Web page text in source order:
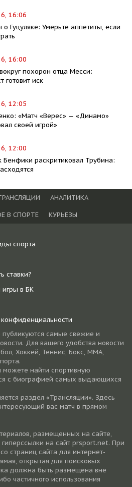
16:06
о Гуцуляке: Умерьте аппетиты, если
16:00
похорон отца Месси:
готовит иск
12:05
«Матч «Верес» — «Динамо»
своей игрой»
12:00
Бенфики раскритиковал Трубина:
АНАЛИТИКА
В СПОРТЕ КУРЬЕЗЫ
спорта
ставки?
игры в БК
самые свежие и
Для вашего удобства новости
Хоккей, Теннис, Бокс, ММА,
найти спортивную
с биографией самых выдающихся
раздел «Трансляции». Здесь
вас матч в прямом
размещенных на сайте,
на cайт prsport.net. При
страниц сайта для интернет-
открытая для поисковых
должна быть размещена вне
частичного использования